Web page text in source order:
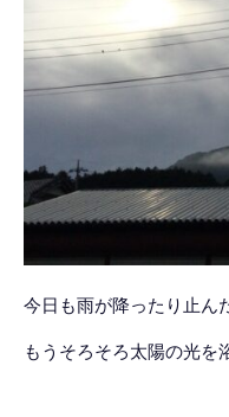
今日も雨が降ったり止ん
もうそろそろ太陽の光を